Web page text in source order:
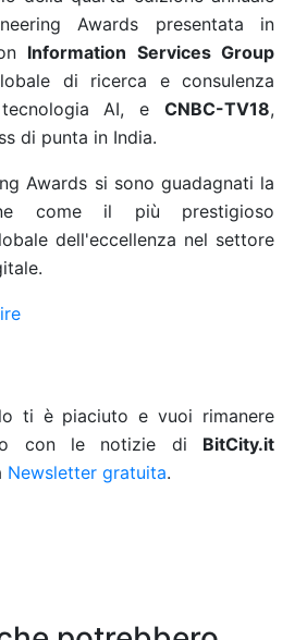
Awards presentata in
Information Services Group
di ricerca e consulenza
AI, e CNBC-TV18,
di punta in India.
Awards si sono guadagnati la
come il più prestigioso
dell'eccellenza nel settore
ti è piaciuto e vuoi rimanere
con le notizie di BitCity.it
Newsletter gratuita.